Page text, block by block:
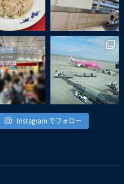
Instagram でフォロー